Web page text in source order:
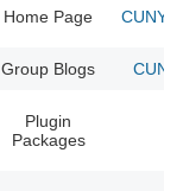
Home Page CUNY
Group Blogs
Plugin
Packages